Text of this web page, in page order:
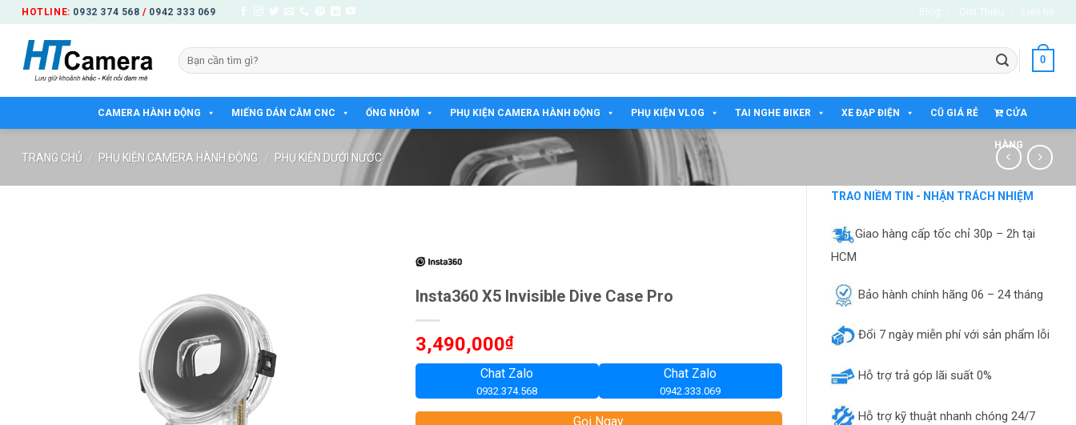
qua
dung
HOTLINE: 0932 374 568 / 0942 333 069
Tìm
kiếm:
0
CAMERA HÀNH ĐỘNG MIẾNG DÁN CẰM CNC ỐNG NHÒM PHỤ KIỆN CAMERA HÀNH ĐỘNG PHỤ KIỆN VLOG TAI NGHE BIKER XE ĐẠP ĐIỆN CŨ GIÁ RẺ CỬA
HÀNG
TRANG CHỦ / PHỤ KIỆN CAMERA HÀNH ĐỘNG / PHỤ KIỆN DƯỚI NƯỚC
TRAO NIỀM TIN - NHẬN TRÁCH NHIỆM
Giao hàng cấp tốc chỉ 30p – 2h tại
HCM
Bảo hành chính hãng 06 – 24 tháng
Đổi 7 ngày miễn phí với sản phẩm lỗi
Hỗ trợ trả góp lãi suất 0%
Hỗ trợ kỹ thuật nhanh chóng 24/7
Insta360 X5 Invisible Dive Case Pro
3,490,000₫
Chat Zalo
0932.374.568
Chat Zalo
0942.333.069
Gọi Ngay